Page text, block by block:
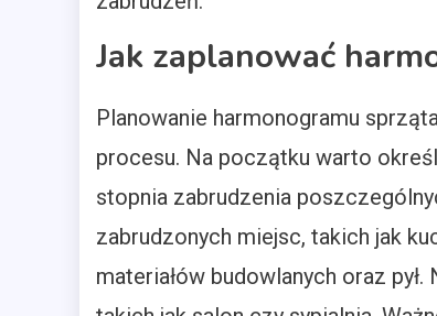
Jak zaplanować
Planowanie harmonogramu
procesu. Na początku warto
stopnia zabrudzenia
zabrudzonych miejsc, takich jak
materiałów budowlanych oraz